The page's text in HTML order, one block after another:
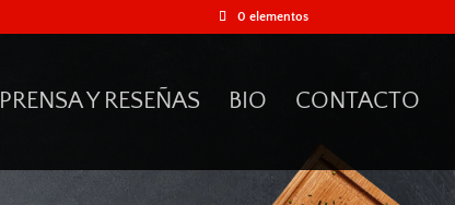
0 elementos
PRENSA Y RESEÑAS BIO CONTACTO
61